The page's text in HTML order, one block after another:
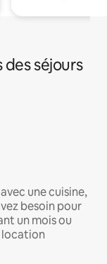
séjours
une cuisine,
besoin pour
un mois ou
location